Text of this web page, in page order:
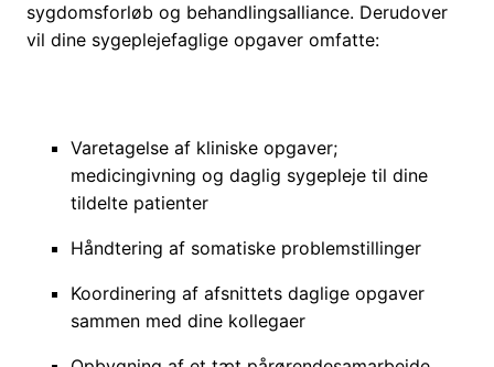
sygdomsforløb og behandlingsalliance. Derudover
vil dine sygeplejefaglige opgaver omfatte:
Varetagelse af kliniske opgaver;
medicingivning og daglig sygepleje til dine
tildelte patienter
Håndtering af somatiske problemstillinger
Koordinering af afsnittets daglige opgaver
sammen med dine kollegaer